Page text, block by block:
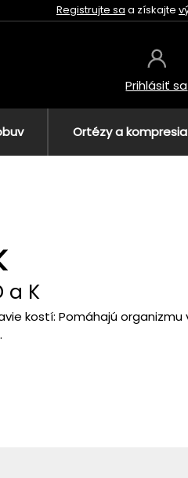
Registrujte sa a získajte
Prihlásiť sa
Ortézy a kompresia
a K
kostí: Pomáhajú